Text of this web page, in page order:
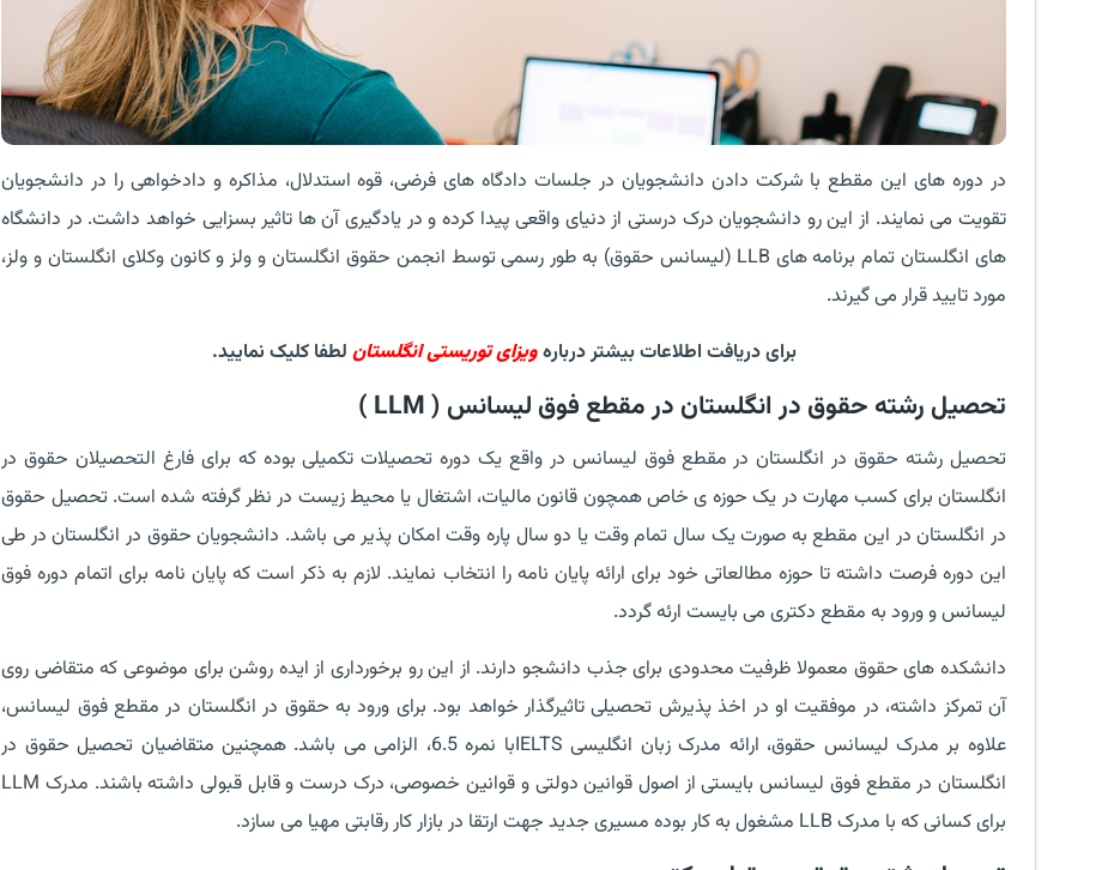
در دوره های این مقطع با شرکت دادن دانشجویان در جلسات دادگاه های فرضی، قوه استدلال، مذاکره و دادخواهی را در دانشجویان
تقویت می نمایند. از این رو دانشجویان درک درستی از دنیای واقعی پیدا کرده و در یادگیری آن ها تاثیر بسزایی خواهد داشت. در دانشگاه
های انگلستان تمام برنامه های LLB (لیسانس حقوق) به طور رسمی توسط انجمن حقوق انگلستان و ولز و کانون وکلای انگلستان و ولز،
مورد تایید قرار می گیرند.
برای دریافت اطلاعات بیشتر دربارهویزای توریستی انگلستان لطفا کلیک نمایید.
تحصیل رشته حقوق در انگلستان در مقطع فوق لیسانس ( LLM )
تحصیل رشته حقوق در انگلستان در مقطع فوق لیسانس در واقع یک دوره تحصیلات تکمیلی بوده که برای فارغ التحصیلان حقوق در
انگلستان برای کسب مهارت در یک حوزه ی خاص همچون قانون مالیات، اشتغال یا محیط زیست در نظر گرفته شده است. تحصیل حقوق
در انگلستان در این مقطع به صورت یک سال تمام وقت یا دو سال پاره وقت امکان پذیر می باشد. دانشجویان حقوق در انگلستان در طی
این دوره فرصت داشته تا حوزه مطالعاتی خود برای ارائه پایان نامه را انتخاب نمایند. لازم به ذکر است که پایان نامه برای اتمام دوره فوق
لیسانس و ورود به مقطع دکتری می بایست ارئه گردد.
دانشکده های حقوق معمولا ظرفیت محدودی برای جذب دانشجو دارند. از این رو برخورداری از ایده روشن برای موضوعی که متقاضی روی
آن تمرکز داشته، در موفقیت او در اخذ پذیرش تحصیلی تاثیرگذار خواهد بود. برای ورود به حقوق در انگلستان در مقطع فوق لیسانس،
علاوه بر مدرک لیسانس حقوق، ارائه مدرک زبان انگلیسی IELTSبا نمره 6.5، الزامی می باشد. همچنین متقاضیان تحصیل حقوق در
انگلستان در مقطع فوق لیسانس بایستی از اصول قوانین دولتی و قوانین خصوصی، درک درست و قابل قبولی داشته باشند. مدرک LLM
برای کسانی که با مدرک LLB مشغول به کار بوده مسیری جدید جهت ارتقا در بازار کار رقابتی مهیا می سازد.